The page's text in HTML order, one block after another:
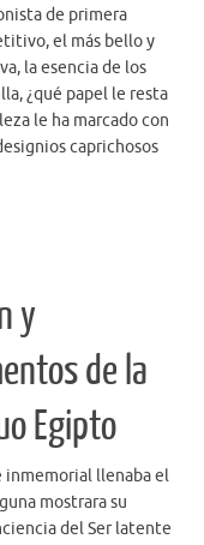
de primera
el más bello y
la esencia de los
¿qué papel le resta
le ha marcado con
caprichosos
y
de la
Egipto
inmemorial llenaba el
mostrara su
del Ser latente